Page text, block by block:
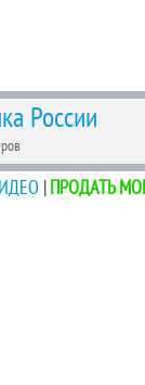
России
|ПРОДАТЬ